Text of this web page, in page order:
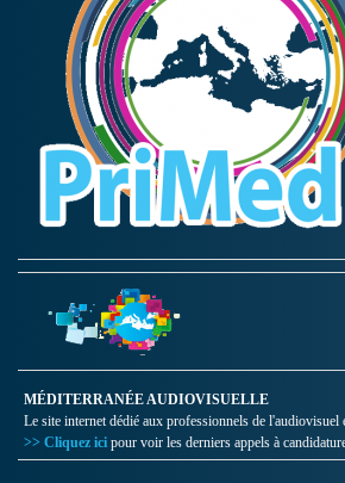
MÉDITERRANÉE AUDIOVISUELLE
Le site internet dédié aux professionnels de l'audiovisuel
>> Cliquez ici pour voir les derniers appels à